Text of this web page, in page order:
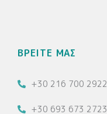
ΒΡΕΙΤΕ ΜΑΣ
+30 216 700 2922
+30 693 673 2723